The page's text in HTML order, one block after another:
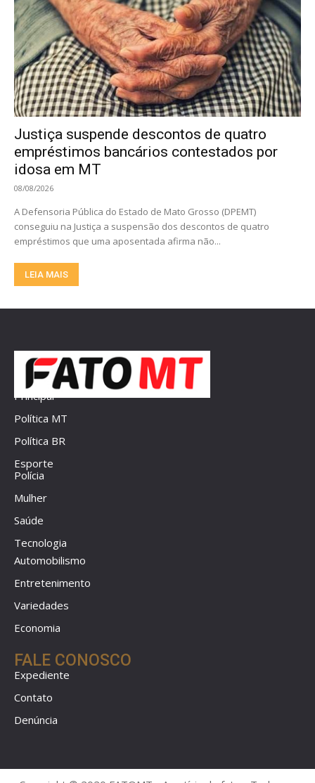
Justiça suspende descontos de quatro
empréstimos bancários contestados por
idosa em MT
08/08/2026
A Defensoria Pública do Estado de Mato Grosso (DPEMT)
conseguiu na Justiça a suspensão dos descontos de quatro
empréstimos que uma aposentada afirma não...
LEIA MAIS
Principal
Política MT
Política BR
Esporte
Polícia
Mulher
Saúde
Tecnologia
Automobilismo
Entretenimento
Variedades
Economia
FALE CONOSCO
Expediente
Contato
Denúncia